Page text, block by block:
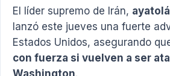
El líder supremo de Irán,
lanzó este jueves una fuerte
Estados Unidos, asegurando
con fuerza si vuelven a ser
Washington.